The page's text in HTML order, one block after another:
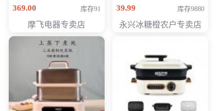
元
369.00 库存91
摩飞电器专卖店
万斤 会员包邮专享价
39.99 库存9880
永兴冰糖橙农户专卖店